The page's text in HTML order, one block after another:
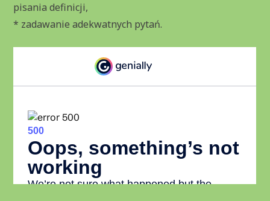
pisania definicji,
* zadawanie adekwatnych pytań.